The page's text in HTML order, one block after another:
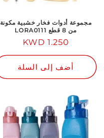
مجموعة أدوات فخار خشبية مكونة
من 8 قطع LORA0111
السعر
العادي
1.250 KWD
أضف إلى السلة